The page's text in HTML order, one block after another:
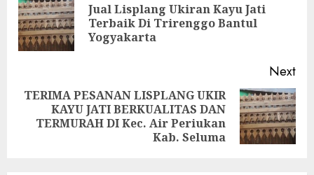
Jual Lisplang Ukiran Kayu Jati
Terbaik Di Trirenggo Bantul
Yogyakarta
Next
TERIMA PESANAN LISPLANG UKIR
KAYU JATI BERKUALITAS DAN
TERMURAH DI Kec. Air Periukan
Kab. Seluma